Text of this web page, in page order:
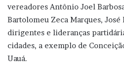
vereadores Antônio Joel
Bartolomeu Zeca Marques,
dirigentes e lideranças
cidades, a exemplo de
Uauá.